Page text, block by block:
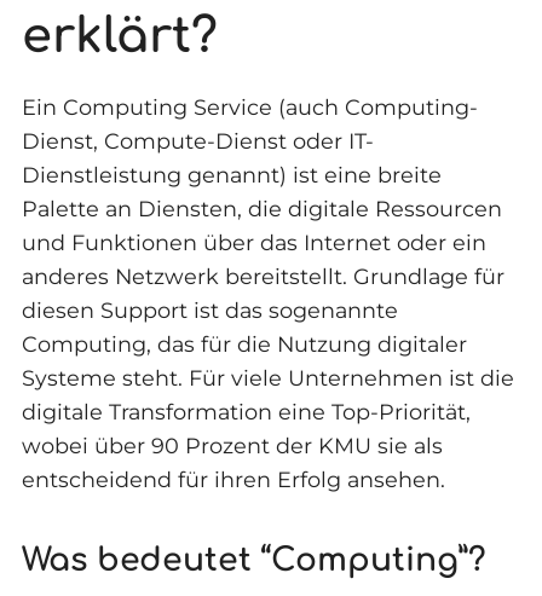
erklärt?
Ein Computing Service (auch Computing-
Dienst, Compute-Dienst oder IT-
Dienstleistung genannt) ist eine breite
Palette an Diensten, die digitale Ressourcen
und Funktionen über das Internet oder ein
anderes Netzwerk bereitstellt. Grundlage für
diesen Support ist das sogenannte
Computing, das für die Nutzung digitaler
Systeme steht. Für viele Unternehmen ist die
digitale Transformation eine Top-Priorität,
wobei über 90 Prozent der KMU sie als
entscheidend für ihren Erfolg ansehen.
Was bedeutet “Computing”?